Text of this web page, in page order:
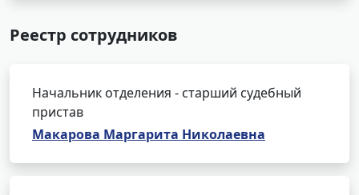
Реестр сотрудников
Начальник отделения - старший судебный
пристав
Макарова Маргарита Николаевна